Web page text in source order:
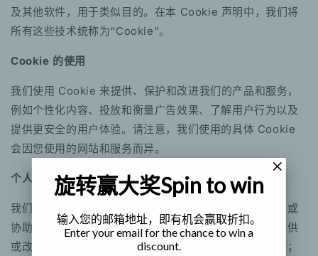
及其他软件，用于类似目的。在本 Cookie 声明中，我们将
所有这些技术统称为“Cookie”。
Cookie 的使用
我们使用 Cookie 来提供、保护和改进我们的产品和服务，
例如个性化内容、投放和衡量广告效果、了解用户行为以及
提供更安全的用户体验。请注意，我们使用的具体 Cookie
会因您使用的网站和服务而异。
个人数据披露
我们会将某些个人数据提供给与我们合作提供产品和服务或
协助我们进行市场营销的战略合作伙伴。我们仅会出于提供
或改进产品、服务和广告的目的与这些公司共享个人数据；
旋转赢大奖Spin to win
输入您的邮箱地址，即有机会赢取折扣。
Enter your email for the chance to win a
discount.